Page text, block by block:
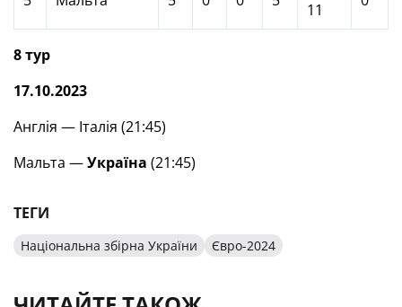
11
8 тур
17.10.2023
Англія — Італія (21:45)
Мальта —Україна (21:45)
ТЕГИ
Національна збірна України Євро-2024